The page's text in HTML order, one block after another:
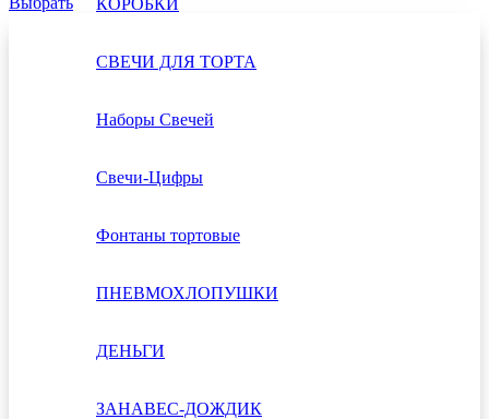
КОРОБКИ
СВЕЧИ ДЛЯ ТОРТА
Наборы Свечей
Свечи-Цифры
Фонтаны тортовые
ПНЕВМОХЛОПУШКИ
ДЕНЬГИ
ЗАНАВЕС-ДОЖДИК